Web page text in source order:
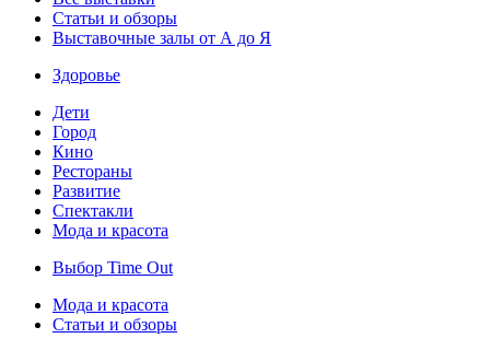
Статьи и обзоры
Выставочные залы от А до Я
Здоровье
Дети
Город
Кино
Рестораны
Развитие
Спектакли
Мода и красота
Выбор Time Out
Мода и красота
Статьи и обзоры